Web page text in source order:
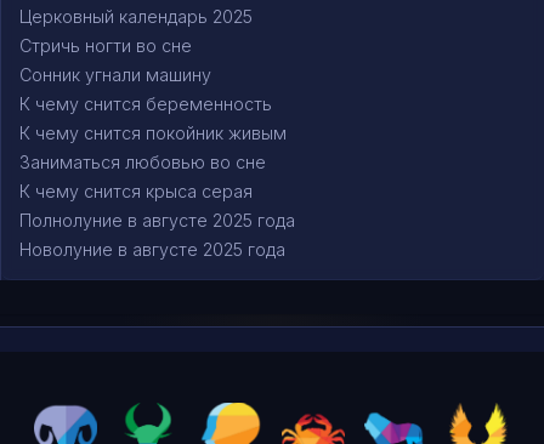
Церковный календарь 2025
Стричь ногти во сне
Сонник угнали машину
К чему снится беременность
К чему снится покойник живым
Заниматься любовью во сне
К чему снится крыса серая
Полнолуние в августе 2025 года
Новолуние в августе 2025 года